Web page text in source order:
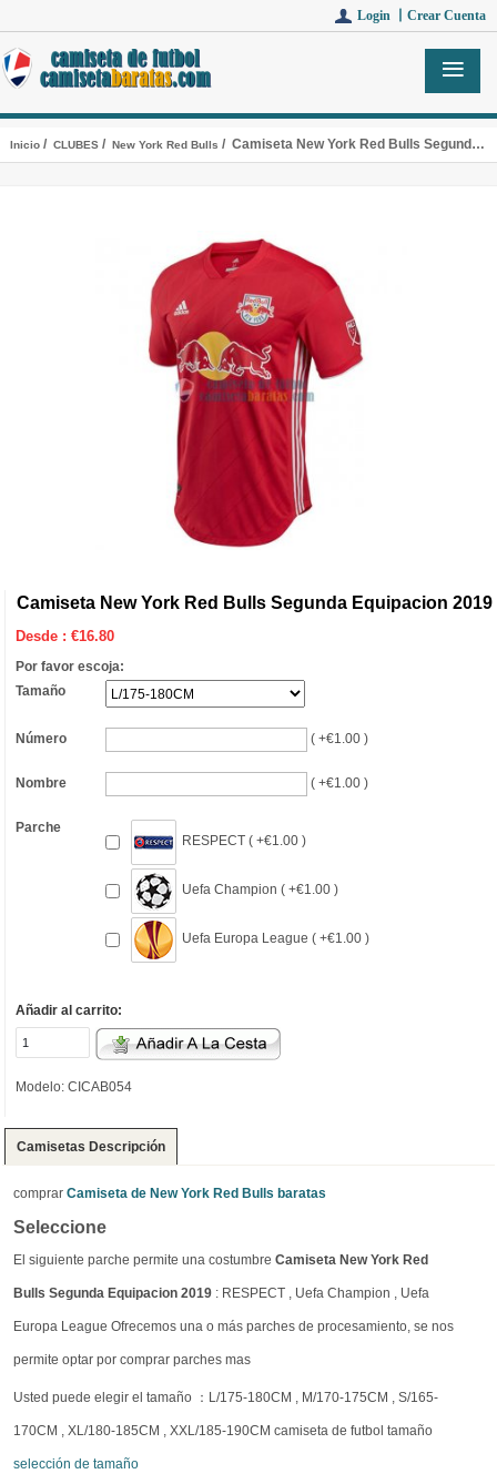
Login 丨 Crear Cuenta
Inicio/ CLUBES/ New York Red Bulls / Camiseta New York Red Bulls Segunda Equipacion 2019
Camiseta New York Red Bulls Segunda Equipacion 2019
Desde :€16.80
Por favor escoja:
Tamaño
Número ( +€1.00 )
Nombre ( +€1.00 )
Parche
RESPECT ( +€1.00 )
Uefa Champion ( +€1.00 )
Uefa Europa League ( +€1.00 )
Añadir al carrito:
Modelo: CICAB054
Camisetas Descripción
comprar Camiseta de New York Red Bulls baratas
Seleccione
El siguiente parche permite una costumbre Camiseta New York Red
Bulls Segunda Equipacion 2019 : RESPECT , Uefa Champion , Uefa
Europa League Ofrecemos una o más parches de procesamiento, se nos
permite optar por comprar parches mas
Usted puede elegir el tamaño ：L/175-180CM , M/170-175CM , S/165-
170CM , XL/180-185CM , XXL/185-190CM camiseta de futbol tamaño
selección de tamaño